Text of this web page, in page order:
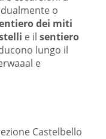
o
dei miti
e ilsentiero
lungo il
e
Castelbello